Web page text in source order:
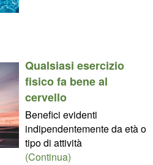
Qualsiasi esercizio
fisico fa bene al
cervello
Benefici evidenti
indipendentemente da età o
tipo di attività
(Continua)